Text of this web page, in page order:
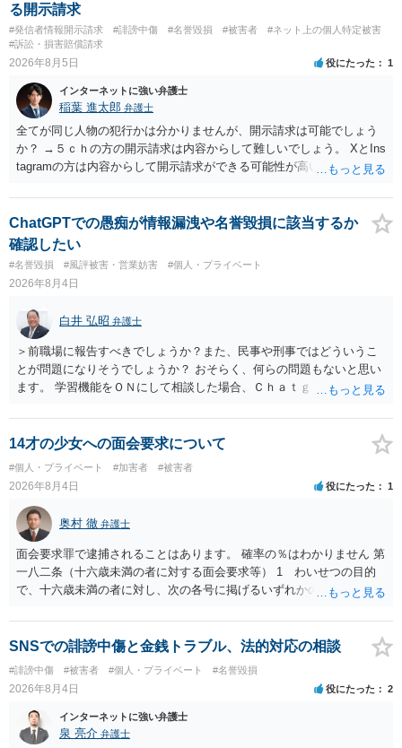
る開示請求
#発信者情報開示請求 #誹謗中傷 #名誉毀損 #被害者
#ネット上の個人特定被害
#訴訟・損害賠償請求
2026年8月5日 役にたった 1
インターネットに強い弁護士
稲葉 進太郎 弁護士
全てが同じ人物の犯行かは分かりませんが、開示請求は可能でしょう
か？ →５ｃｈの方の開示請求は内容からして難しいでしょう。 XとIns
tagramの方は内容からして開示請求ができる可能性が高いでしょう。
いでしょう。７月中にアカウントが削除されている場合、今から進め
ても失敗する可能性が高いように思われます。 相手を特定できた場
合、相手に全ての弁護士費用を負担させることは可能でしょうか？ →
訴訟外の交渉で相手方が認めれば負担させることができるでしょう。
訴訟で判決となった場合は、実際の弁護士費用が認められる場合と認
められない場合があり何ともいえないところでしょう。
ChatGPTでの愚痴が情報漏洩や名誉毀損に該当するか
確認したい
#名誉毀損 #風評被害・営業妨害 #個人・プライベート
2026年8月4日
白井 弘昭 弁護士
＞前職場に報告すべきでしょうか？また、民事や刑事ではどういうこ
とが問題になりそうでしょうか？ おそらく、何らの問題もないと思い
ます。 学習機能をＯＮにして相談した場合、Ｃｈａｔｇｐｔがｏｐｅ
する可能性がありますが、個人名や会社名を特定していない限り、一
般論として抽象化されて回答に織り込まれる可能性が生じるにすぎま
せんので、その情報自体が、秘密情報に当たるとは思えませんし、名
誉棄損として、個人や会社に対する誹謗中傷の不特定多数への公開に
当たるとも思われません。 もちろん、誰がその内容をｃｈａｔｇｐｔ
に入力したかも第三者にしられることはないので、個人や会社の特定
をせずに書き込んだことで（おそらく特定して書き込んだとして
も）、相談者さんが刑事民事の責任に問われることはないでしょう。
私見ながらご参考まで。
14才の少女への面会要求について
#個人・プライベート #加害者 #被害者
2026年8月4日 役にたった 1
奥村 徹 弁護士
面会要求罪で逮捕されることはあります。 確率の％はわかりません 第
一八二条（十六歳未満の者に対する面会要求等） 1 わいせつの目的
で、十六歳未満の者に対し、次の各号に掲げるいずれかの行為をした
が生まれた日より五年以上前の日に生まれた者に限る。）は、一年以
下の拘禁刑又は五十万円以下の罰金に処する。 一 威迫し、偽計を用
い又は誘惑して面会を要求すること。 二 拒まれたにもかかわらず、
反復して面会を要求すること。 三 金銭その他の利益を供与し、又は
その申込み若しくは約束をして面会を要求すること。 2前項の罪を犯
し、よってわいせつの目的で当該十六歳未満の者と面会をした者は、
二年以下の拘禁刑又は百万円以下の罰金に処する。
SNSでの誹謗中傷と金銭トラブル、法的対応の相談
#誹謗中傷 #被害者 #個人・プライベート #名誉毀損
2026年8月4日 役にたった 2
インターネットに強い弁護士
泉 亮介 弁護士